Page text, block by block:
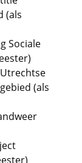
(als
Sociale
(als